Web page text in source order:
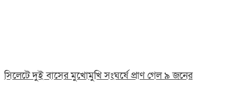
সিলেটে দুই বাসের মুখোমুখি সংঘর্ষে প্রাণ গেল ৯ জনের